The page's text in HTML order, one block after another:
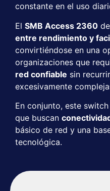
constante en el uso
El SMB Access 2360
entre rendimiento y
convirtiéndose en una
organizaciones que
red confiable sin
excesivamente
En conjunto, este
que buscan
básico de red y una
tecnológica.